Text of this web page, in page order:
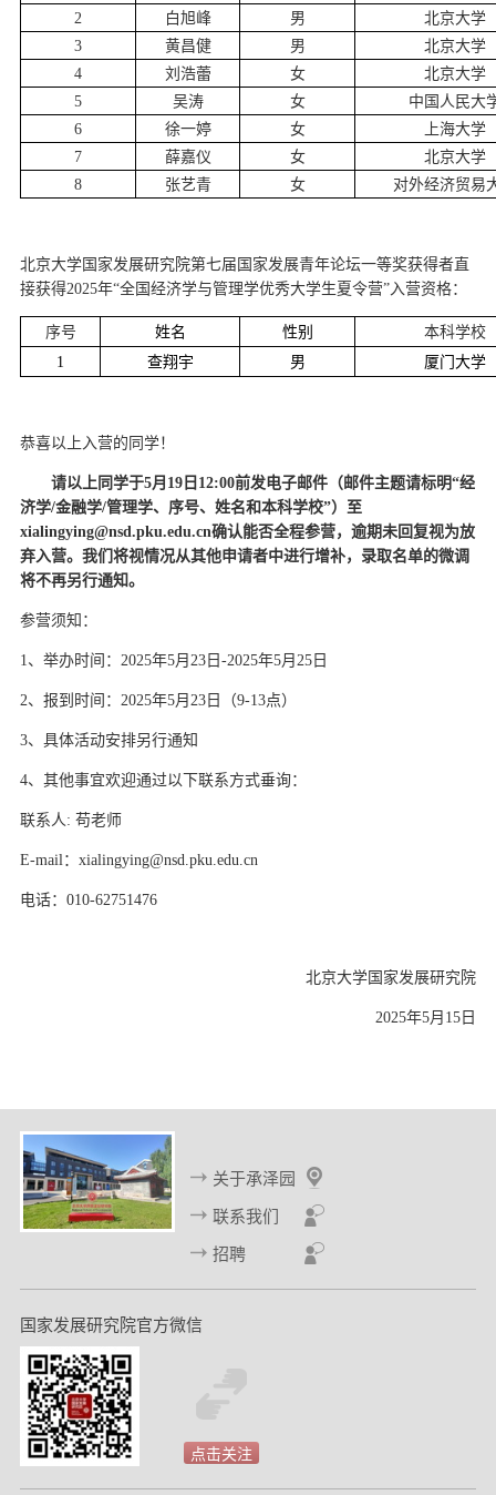
2
白旭峰 男
北京大学
3
黄昌健 男
北京大学
4
刘浩蕾 女
北京大学
5
吴涛 女
中国人民大
6
徐一婷 女
上海大学
7
薛嘉仪 女
北京大学
8
张艺青 女 对外经济贸易
北京大学国家发展研究院第七届国家发展青年论坛一等奖获得者直
接获得2025年“全国经济学与管理学优秀大学生夏令营”入营资格：
序号 姓名 性别
本科学校
1
查翔宇 男 厦门大学
恭喜以上入营的同学！
请以上同学于5月19日12:00前发电子邮件（邮件主题请标明“经
济学/金融学/管理学、序号、姓名和本科学校”）至
xialingying@nsd.pku.edu.cn确认能否全程参营，逾期未回复视为放
弃入营。我们将视情况从其他申请者中进行增补，录取名单的微调
将不再另行通知。
参营须知：
1、举办时间：2025年5月23 日-2025年5月25日
2、报到时间：2025年5月23 日（9-13点）
3、具体活动安排另行通知
4、其他事宜欢迎通过以下联系方式垂询：
联系人: 苟老师
E-mail：xialingying@nsd.pku.edu.cn
电话：010-62751476
北京大学国家发展研究院
2025年5月15日
关于承泽园
联系我们
招聘
国家发展研究院官方微信
点击关注